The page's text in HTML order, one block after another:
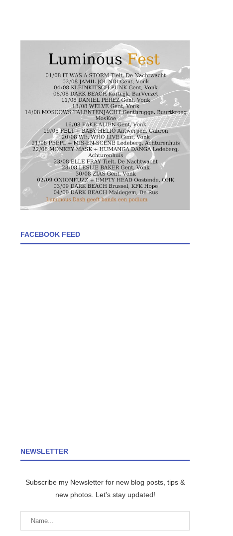
FACEBOOK FEED
NEWSLETTER
Subscribe my Newsletter for new blog posts, tips &
new photos. Let's stay updated!